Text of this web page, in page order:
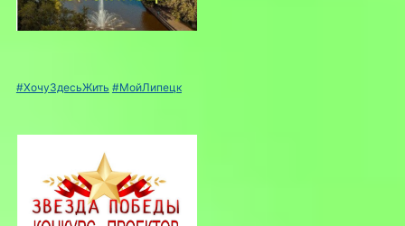
#ХочуЗдесьЖить #МойЛипецк